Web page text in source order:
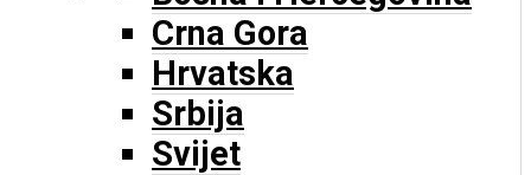
Crna Gora
Hrvatska
Srbija
Svijet